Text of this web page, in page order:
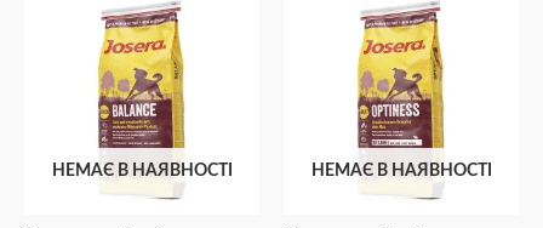
НЕМАЄ В НАЯВНОСТІ НЕМАЄ В НАЯВНОСТІ